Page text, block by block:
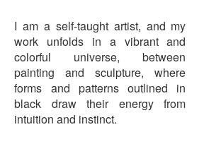
I am a self-taught artist, and my
work unfolds in a vibrant and
colorful universe, between
painting and sculpture, where
forms and patterns outlined in
black draw their energy from
intuition and instinct.